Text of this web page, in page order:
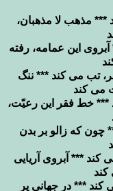
*** مذهب لا مذهبان،
این عمامه، رفته
تب می کند *** ننگ
می کند
*** خط فقر این رعیّت،
چون که زالو بر بدن
*** آبروی آریایی
*** در جهانی پر